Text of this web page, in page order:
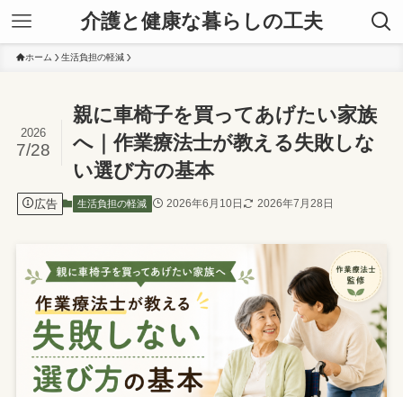
介護と健康な暮らしの工夫
ホーム 生活負担の軽減
親に車椅子を買ってあげたい家族
へ｜作業療法士が教える失敗しな
い選び方の基本
2026
7/28
広告 生活負担の軽減 2026年6月10日 2026年7月28日